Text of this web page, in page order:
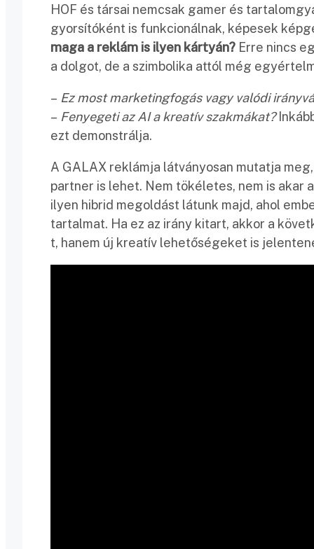
HOF és társai nemcsak gamer és
gyorsítóként is funkcionálnak, képesek
maga a reklám is ilyen kártyán? Erre nincs
a dolgot, de a szimbolika attól még
– Ez most marketingfogás vagy valódi
– Fenyegeti az AI a kreatív szakmákat?
ezt demonstrálja.
A GALAX reklámja látványosan mutatja
partner is lehet. Nem tökéletes, nem is akar
ilyen hibrid megoldást látunk majd, ahol
tartalmat. Ha ez az irány kitart, akkor a
t, hanem új kreatív lehetőségeket is